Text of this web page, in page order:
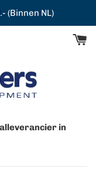
(Binnen NL)
in